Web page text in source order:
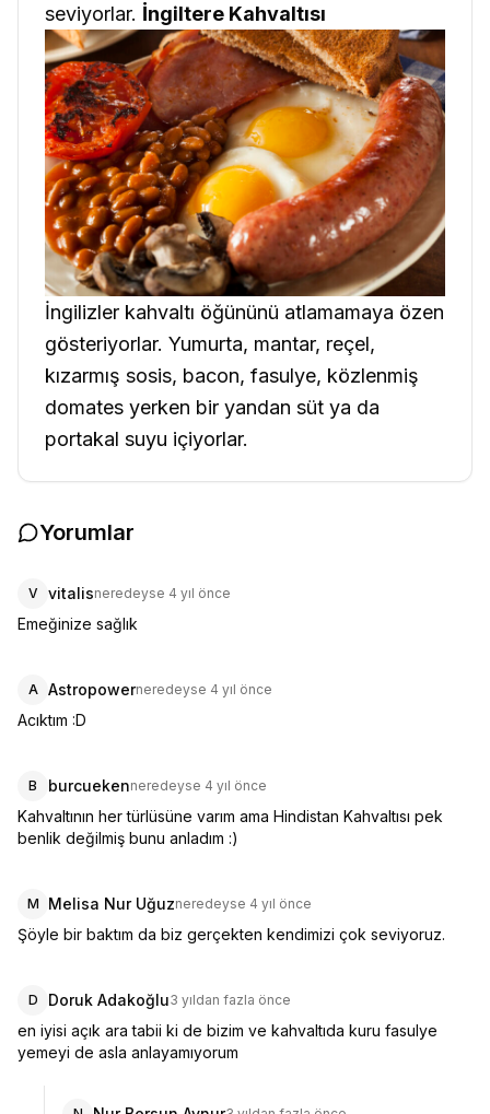
seviyorlar. İngiltere Kahvaltısı
İngilizler kahvaltı öğününü atlamamaya özen
gösteriyorlar. Yumurta, mantar, reçel,
kızarmış sosis, bacon, fasulye, közlenmiş
domates yerken bir yandan süt ya da
portakal suyu içiyorlar.
Yorumlar
V vitalisneredeyse 4 yıl önce
Emeğinize sağlık
A Astropowerneredeyse 4 yıl önce
Acıktım :D
B burcuekenneredeyse 4 yıl önce
Kahvaltının her türlüsüne varım ama Hindistan Kahvaltısı pek
benlik değilmiş bunu anladım :)
M Melisa Nur Uğuzneredeyse 4 yıl önce
Şöyle bir baktım da biz gerçekten kendimizi çok seviyoruz.
D Doruk Adakoğlu3 yıldan fazla önce
en iyisi açık ara tabii ki de bizim ve kahvaltıda kuru fasulye
yemeyi de asla anlayamıyorum